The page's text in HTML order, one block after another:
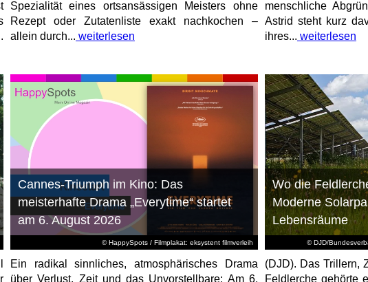
Spezialität eines ortsansässigen Meisters ohne
Rezept oder Zutatenliste exakt nachkochen –
allein durch... weiterlesen
menschliche
Astrid steht kurz
ihres... weiterlesen
© HappySpots / Filmplakat: eksystent filmverleih
Cannes-Triumph im Kino: Das
meisterhafte Drama „Everytime“ startet
am 6. August 2026
Ein radikal sinnliches, atmosphärisches Drama
über Verlust, Zeit und das Unvorstellbare: Am 6.
© DJD/
Wo die
Moderne
Lebensräume
(DJD). Das Trillern,
Feldlerche gehörte